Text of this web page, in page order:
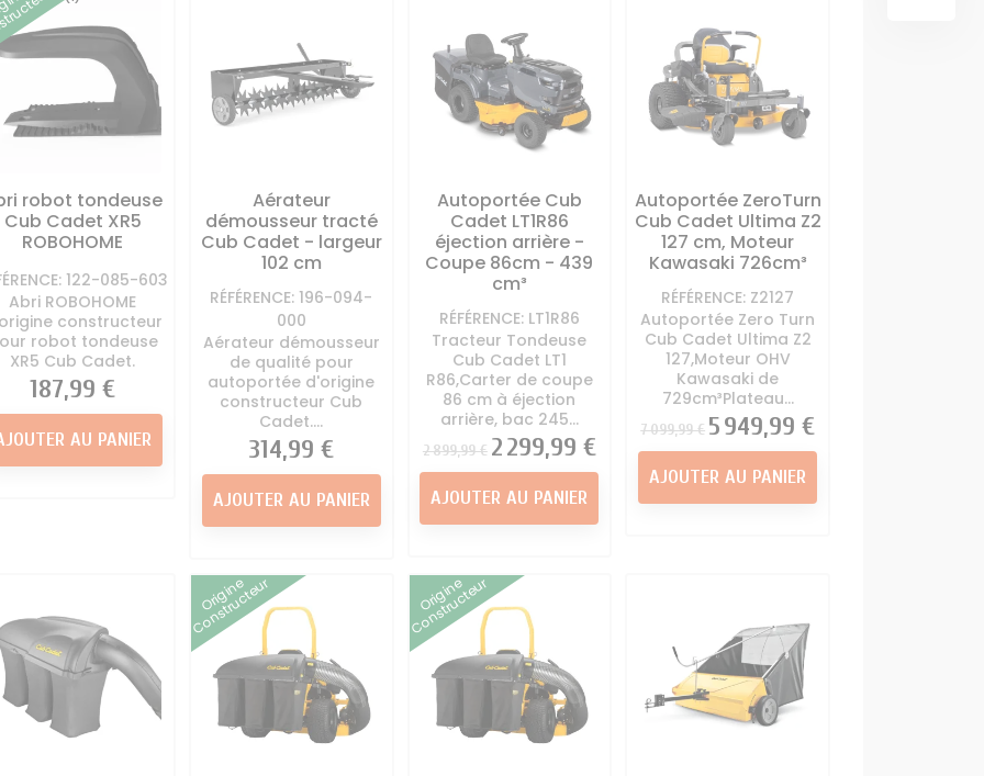
tondeuse
et essence
- Kit entretien
moteur tracteur
tondeuse
Tracteur
Tondeuse
d'essence
Direction Tracteur
tondeuse
Divers tracteur tondeuse
Pneu - chambre à air
Siege Conducteur
Autoportée
Kit mulching autoportée
Lame Tracteur Tondeuse
Palier - Support lame
Autoportée
Pièces carter de coupe
Vis de lame Tracteur
tondeuse
tracteur tondeuse
Contacteur à clé + sécurité
tracteur tondeuse
Démarreur - Lanceur
tracteur tondeuse
TRANSMISSION
Boite à vitesse tracteur
tondeuse
Courroie Lame Tracteur
Tondeuse
Courroie traction tracteur
tondeuse
Poulie Tracteur Tondeuse
Roulements Tracteur
Tondeuse
robot tondeuse
Cub Cadet XR5
ROBOHOME
122-085-603
Abri ROBOHOME
constructeur
robot tondeuse
XR5 Cub Cadet.
Prix
187,99 €
AU PANIER
Aérateur
démousseur tracté
Cub Cadet - largeur
102 cm
RÉFÉRENCE: 196-094-
000
Aérateur démousseur
de qualité pour
autoportée d'origine
constructeur Cub
Cadet....
Prix
314,99 €
AJOUTER AU PANIER
Autoportée Cub
Cadet LT1R86
éjection arrière -
Coupe 86cm - 439
cm³
RÉFÉRENCE: LT1R86
Tracteur Tondeuse
Cub Cadet LT1
R86,Carter de coupe
86 cm à éjection
arrière, bac 245...
Prix
2 899,99 € Prix
2 299,99 €
AJOUTER AU PANIER
Autoportée ZeroTurn
Cub Cadet Ultima Z2
127 cm, Moteur
Kawasaki 726cm³
RÉFÉRENCE: Z2127
Autoportée Zero Turn
Cub Cadet Ultima Z2
127,Moteur OHV
Kawasaki de
729cm³Plateau...
Prix
7 099,99 € Prix
5 949,99 €
AJOUTER AU PANIER
Origine
Constructeur Origine
Constructeur